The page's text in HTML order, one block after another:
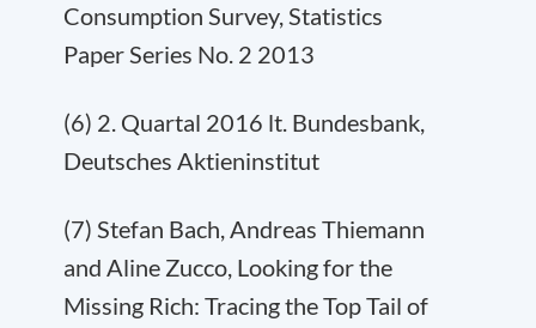
Consumption Survey, Statistics
Paper Series No. 2 2013
(6) 2. Quartal 2016 lt. Bundesbank,
Deutsches Aktieninstitut
(7) Stefan Bach, Andreas Thiemann
and Aline Zucco, Looking for the
Missing Rich: Tracing the Top Tail of